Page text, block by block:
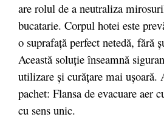
are rolul de a neutraliza
bucatarie. Corpul hotei este
o suprafaţă perfect netedă, fără
Această soluţie înseamnă
utilizare şi curăţare mai uşoară.
pachet: Flansa de evacuare aer
cu sens unic.